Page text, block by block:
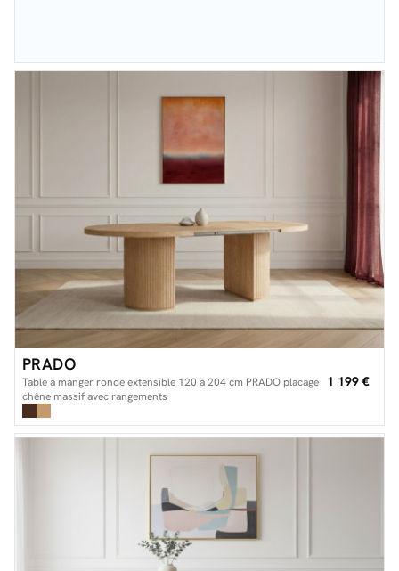
PRADO
Table à manger ronde extensible 120 à 204 cm PRADO placage
chêne massif avec rangements
1 199 €